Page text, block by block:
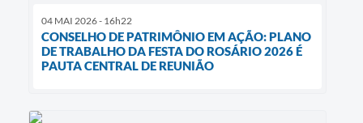
04 MAI 2026 - 16h22
CONSELHO DE PATRIMÔNIO EM AÇÃO: PLANO
DE TRABALHO DA FESTA DO ROSÁRIO 2026 É
PAUTA CENTRAL DE REUNIÃO